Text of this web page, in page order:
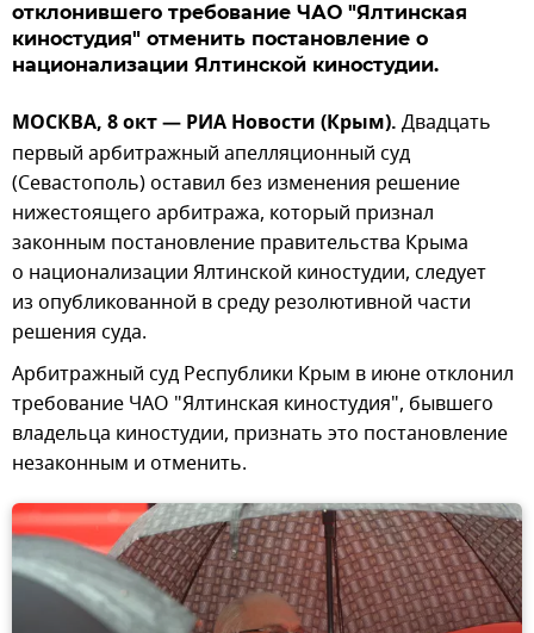
отклонившего требование ЧАО "Ялтинская
киностудия" отменить постановление о
национализации Ялтинской киностудии.
МОСКВА, 8 окт — РИА Новости (Крым). Двадцать
первый арбитражный апелляционный суд
(Севастополь) оставил без изменения решение
нижестоящего арбитража, который признал
законным постановление правительства Крыма
о национализации Ялтинской киностудии, следует
из опубликованной в среду резолютивной части
решения суда.
Арбитражный суд Республики Крым в июне отклонил
требование ЧАО "Ялтинская киностудия", бывшего
владельца киностудии, признать это постановление
незаконным и отменить.